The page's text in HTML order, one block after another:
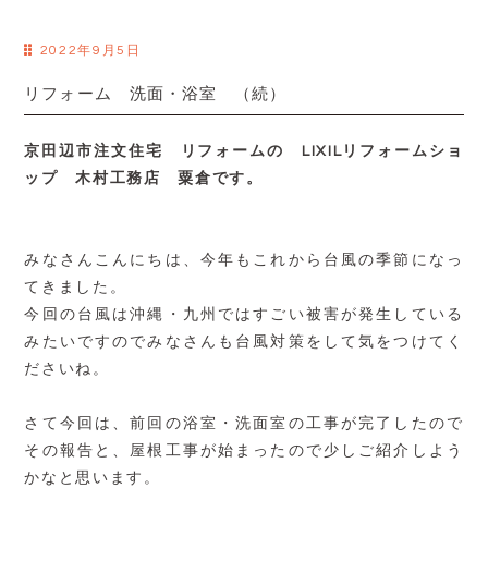
2022年9月5日
リフォーム 洗面・浴室 （続）
京田辺市注文住宅 リフォームの LIXILリフォームショ
ップ 木村工務店 粟倉です。
みなさんこんにちは、今年もこれから台風の季節になっ
てきました。
今回の台風は沖縄・九州ではすごい被害が発生している
みたいですのでみなさんも台風対策をして気をつけてく
ださいね。
さて今回は、前回の浴室・洗面室の工事が完了したので
その報告と、屋根工事が始まったので少しご紹介しよう
かなと思います。